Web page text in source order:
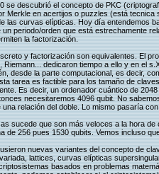
se descubrió el concepto de PKC
Merkle en acertijos o puzzles (está
las curvas elípticas. Hoy día entendemos
periodo/orden que está estrechamente
la factorización.
y factorización son equivalentes. El
Riemann... dedicaron tiempo a ello y en el
desde la parte computacional, es decir,
tarea es factible para los tamaño de
Es decir, un ordenador cuántico de
necesitaremos 4096 qubit. No
relación del doble. Lo mismo pasaría
sucede que son más veloces a la hora
de 256 pues 1530 qubits. Vemos incluso
nuevas variantes del concepto de
lattices, curvas elípticas
basados en problemas